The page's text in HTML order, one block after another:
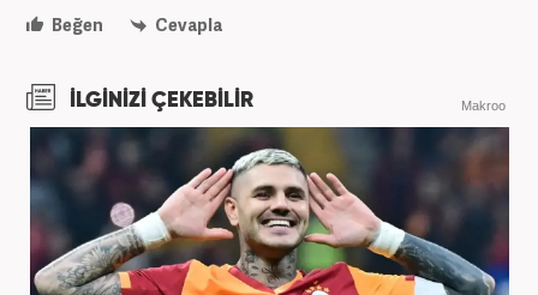
Beğen
Cevapla
İLGİNİZİ ÇEKEBİLİR Makroo